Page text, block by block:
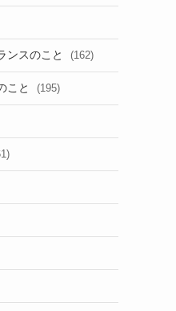
ンスのこと (162)
こと (195)